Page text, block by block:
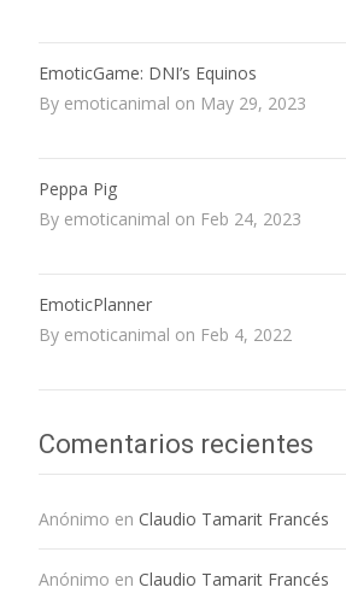
EmoticGame: DNI’s Equinos
By emoticanimal on May 29, 2023
Peppa Pig
By emoticanimal on Feb 24, 2023
EmoticPlanner
By emoticanimal on Feb 4, 2022
Comentarios recientes
Anónimo en Claudio Tamarit Francés
Anónimo en Claudio Tamarit Francés